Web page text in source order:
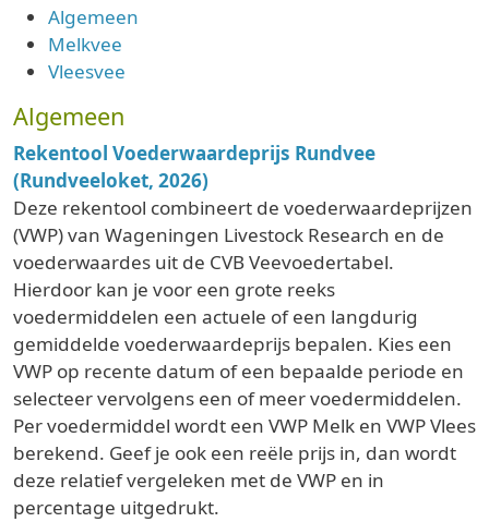
Algemeen
Melkvee
Vleesvee
Algemeen
Rekentool Voederwaardeprijs Rundvee
(Rundveeloket, 2026)
Deze rekentool combineert de voederwaardeprijzen
(VWP) van Wageningen Livestock Research en de
voederwaardes uit de CVB Veevoedertabel.
Hierdoor kan je voor een grote reeks
voedermiddelen een actuele of een langdurig
gemiddelde voederwaardeprijs bepalen. Kies een
VWP op recente datum of een bepaalde periode en
selecteer vervolgens een of meer voedermiddelen.
Per voedermiddel wordt een VWP Melk en VWP Vlees
berekend. Geef je ook een reële prijs in, dan wordt
deze relatief vergeleken met de VWP en in
percentage uitgedrukt.